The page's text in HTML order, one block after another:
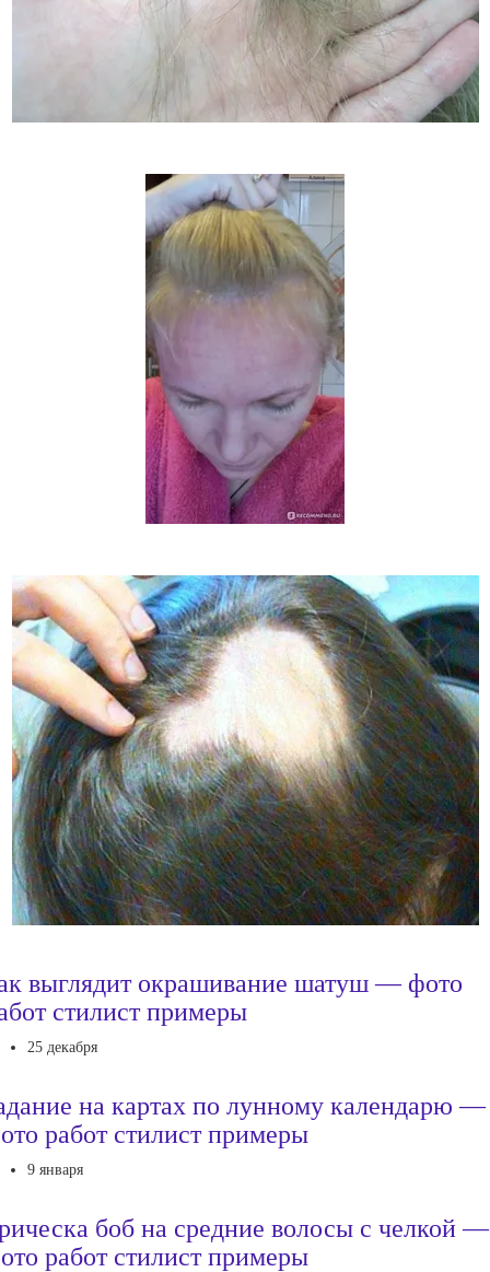
выглядит окрашивание шатуш — фото
стилист примеры
25 декабря
на картах по лунному календарю —
работ стилист примеры
9 января
боб на средние волосы с челкой —
работ стилист примеры